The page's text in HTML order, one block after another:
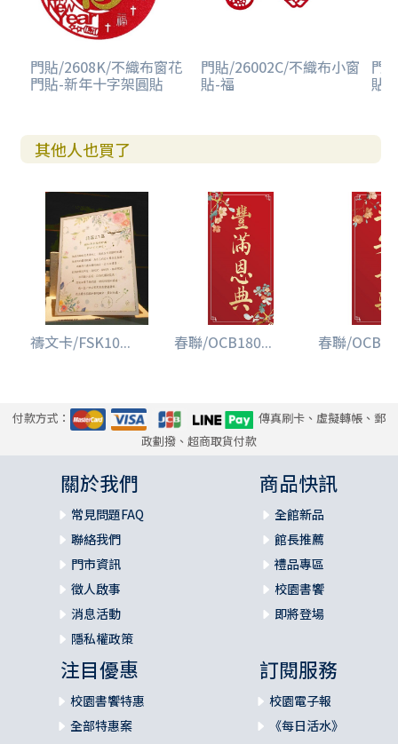
門貼/2608K/不織布窗花
門貼-新年十字架圓貼
門貼/26002C/不織布小窗
貼-福
門
貼-
其他人也買了
禱文卡/FSK10... 春聯/OCB180... 春聯/
付款方式：
傳真刷卡、虛擬轉帳、郵
政劃撥、超商取貨付款
關於我們
常見問題FAQ
聯絡我們
門市資訊
徵人啟事
消息活動
隱私權政策
商品快訊
全館新品
館長推薦
禮品專區
校園書饗
即將登場
注目優惠
校園書饗特惠
全部特惠案
訂閱服務
校園電子報
《每日活水》